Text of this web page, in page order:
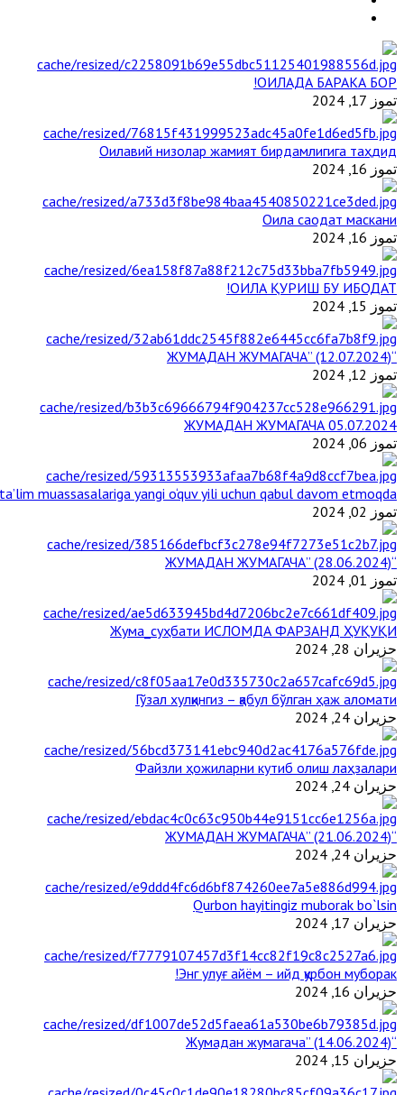
ОИЛАДА БАРАКА БОР!
تموز 17, 2024
Оилавий низолар жамият бирдамлигига таҳдид
تموز 16, 2024
Оила саодат маскани
تموز 16, 2024
ОИЛА ҚУРИШ БУ ИБОДАТ!
تموز 15, 2024
“ЖУМАДАН ЖУМАГАЧА” (12.07.2024)
تموز 12, 2024
ЖУМАДАН ЖУМАГАЧА 05.07.2024
تموز 06, 2024
muassasalariga yangi o‘quv yili uchun qabul davom etmoqda
تموز 02, 2024
“ЖУМАДАН ЖУМАГАЧА” (28.06.2024)
تموز 01, 2024
Жума_суҳбати ИСЛОМДА ФАРЗАНД ҲУҚУҚИ
حزيران 28, 2024
Гўзал хулқингиз – қабул бўлган ҳаж аломати
حزيران 24, 2024
Файзли ҳожиларни кутиб олиш лаҳзалари
حزيران 24, 2024
“ЖУМАДАН ЖУМАГАЧА” (21.06.2024)
حزيران 24, 2024
Qurbon hayitingiz muborak bo`lsin
حزيران 17, 2024
Энг улуғ айём – ийд қурбон муборак!
حزيران 16, 2024
“Жумадан жумагача” (14.06.2024)
حزيران 15, 2024